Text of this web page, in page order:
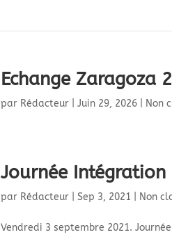
Echange Zaragoza
par Rédacteur |Juin 29, 2026 Non
Journée
par Rédacteur |Sep 3, 2021 Non
Vendredi 3 septembre 2021.